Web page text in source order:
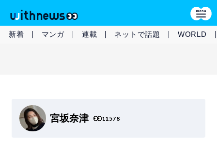
新着 マンガ 連載 ネットで話題 WORLD
宮坂奈津 11578